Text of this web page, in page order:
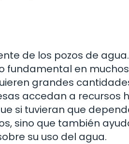
de los pozos de
fundamental en
grandes
accedan a recursos
si tuvieran que
sino que también
su uso del agua.